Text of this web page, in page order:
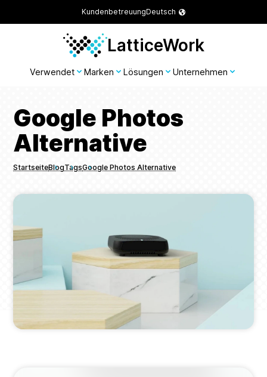
KundenbetreuungDeutsch
LatticeWork
Verwendet Marken Lösungen Unternehmen
Google Photos
Alternative
Breadcrumbs
StartseiteBlogTagsGoogle Photos Alternative